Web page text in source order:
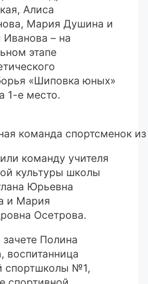
Алиса
Мария Душина и
Иванова – на
этапе
«Шиповка юных»
1-е место.
команда спортсменок
команду учителя
культуры школы
Юрьевна
и Мария
Осетрова.
Полина
воспитанница
спортшколы №1,